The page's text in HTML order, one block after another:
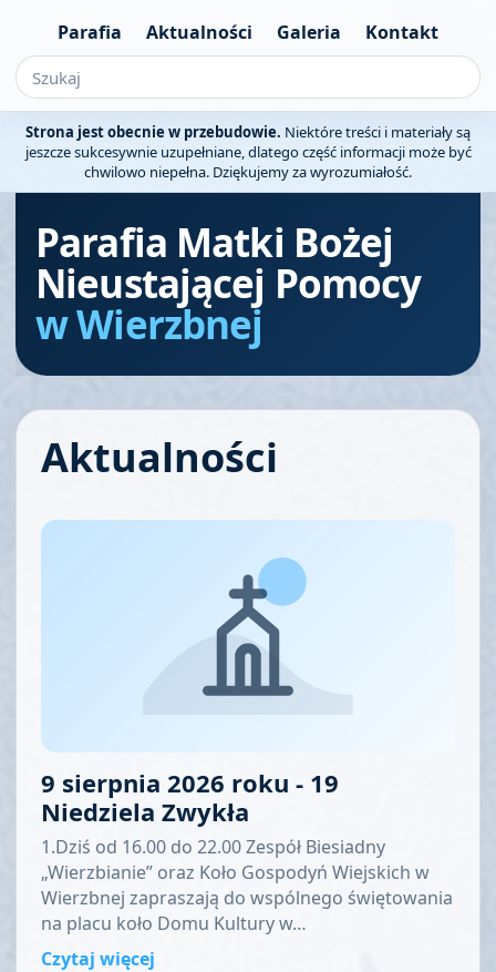
Parafia Aktualności Galeria Kontakt
Strona jest obecnie w przebudowie. Niektóre treści i materiały są
jeszcze sukcesywnie uzupełniane, dlatego część informacji może być
chwilowo niepełna. Dziękujemy za wyrozumiałość.
Parafia Matki Bożej
Nieustającej Pomocy
w Wierzbnej
Aktualności
9 sierpnia 2026 roku - 19
Niedziela Zwykła
1.Dziś od 16.00 do 22.00 Zespół Biesiadny
„Wierzbianie” oraz Koło Gospodyń Wiejskich w
Wierzbnej zapraszają do wspólnego świętowania
na placu koło Domu Kultury w…
Czytaj więcej